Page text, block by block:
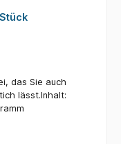
lässt.Inhalt: